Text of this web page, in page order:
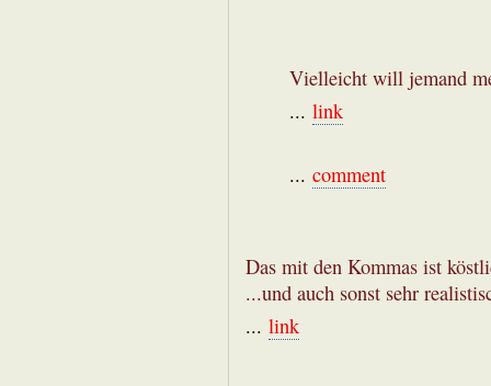
Vielleicht will jemand
... link
... comment
Das mit den Kommas ist
...und auch sonst sehr
... link